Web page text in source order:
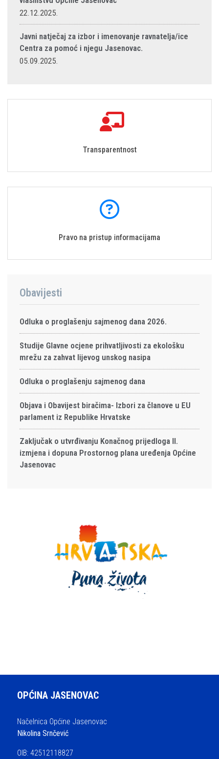
22.12.2025.
Javni natječaj za izbor i imenovanje ravnatelja/ice
Centra za pomoć i njegu Jasenovac.
05.09.2025.
Transparentnost
Pravo na pristup informacijama
Obavijesti
Odluka o proglašenju sajmenog dana 2026.
Studije Glavne ocjene prihvatljivosti za ekološku
mrežu za zahvat lijevog unskog nasipa
Odluka o proglašenju sajmenog dana
Objava i Obavijest biračima- Izbori za članove u EU
parlament iz Republike Hrvatske
Zaključak o utvrđivanju Konačnog prijedloga II.
izmjena i dopuna Prostornog plana uređenja Općine
Jasenovac
OPĆINA JASENOVAC
Načelnica Općine Jasenovac
Nikolina Srnčević
OIB: 42512118827